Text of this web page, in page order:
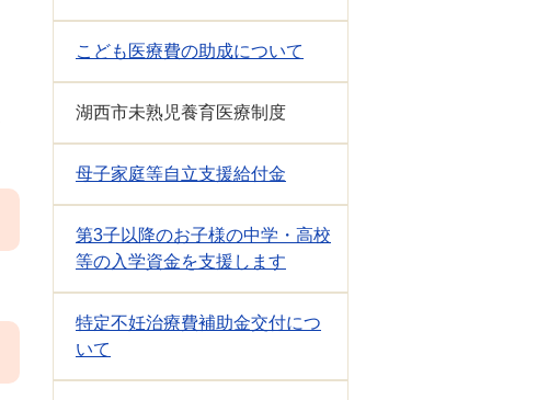
こども医療費の助成について
湖西市未熟児養育医療制度
母子家庭等自立支援給付金
第3子以降のお子様の中学・高校
等の入学資金を支援します
特定不妊治療費補助金交付につ
いて